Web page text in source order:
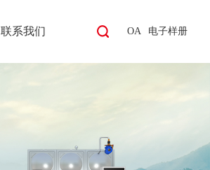
OA 电子样册
联系我们